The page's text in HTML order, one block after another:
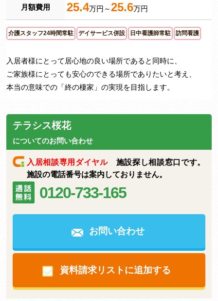
月額費用 25.4万円～25.6万円
介護スタッフ24時間常駐 デイサービス併設 日中看護師常駐 訪問看護
入居者様にとって居心地の良い場所であると同時に、
ご家族様にとっても安心のできる場所でありたいと考え、
本当の意味での「終の棲家」の実現を目指します。
テラシス桜花
についてのお問い合わせ
入居相談専用ダイヤル施設探し相談窓口です。
施設の電話番号は案内しておりません。
0120-733-165
お問い合わせ
資料請求リストに追加する